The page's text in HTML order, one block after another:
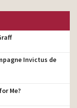
Invictus de
Me?